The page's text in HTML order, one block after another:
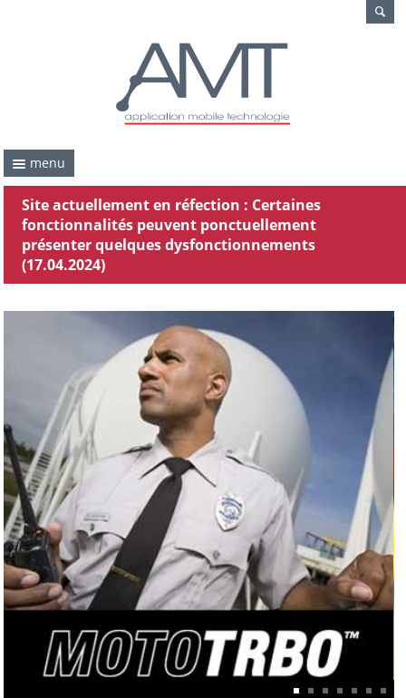
menu
Site actuellement en réfection : Certaines
fonctionnalités peuvent ponctuellement
présenter quelques dysfonctionnements
(17.04.2024)